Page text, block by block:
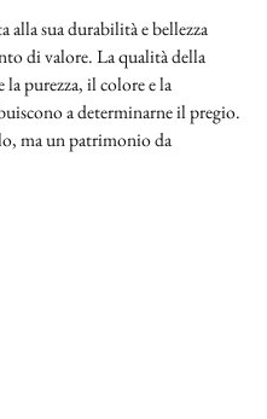
alla sua durabilità e bellezza
di valore. La qualità della
purezza, il colore e la
a determinarne il pregio.
ma un patrimonio da